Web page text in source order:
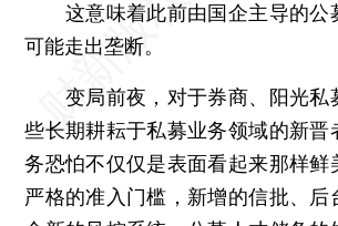
这意味着此前由国企主导的公
可能走出垄断。
变局前夜，对于券商、阳光私
些长期耕耘于私募业务领域的新晋
务恐怕不仅仅是表面看起来那样鲜
严格的准入门槛，新增的信批、后